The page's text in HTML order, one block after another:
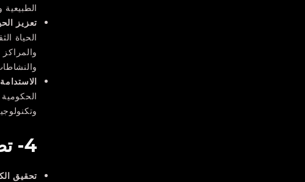
تعزيز
الحياة
4- تصميم المباني الصناعية والمرافق:
تحقيق